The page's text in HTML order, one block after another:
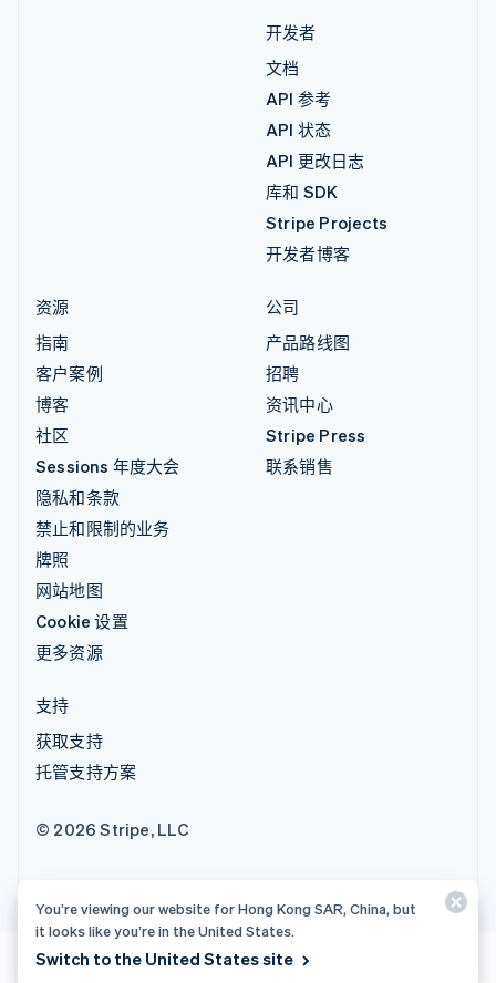
开发者
文档
API 参考
API 状态
API 更改日志
库和 SDK
Stripe Projects
开发者博客
资源
指南
客户案例
博客
社区
Sessions 年度大会
隐私和条款
禁止和限制的业务
牌照
网站地图
Cookie 设置
更多资源
公司
产品路线图
招聘
资讯中心
Stripe Press
联系销售
支持
获取支持
托管支持方案
© 2026 Stripe, LLC
You’re viewing our website for Hong Kong SAR, China, but
it looks like you’re in the United States.
Switch to the United States site